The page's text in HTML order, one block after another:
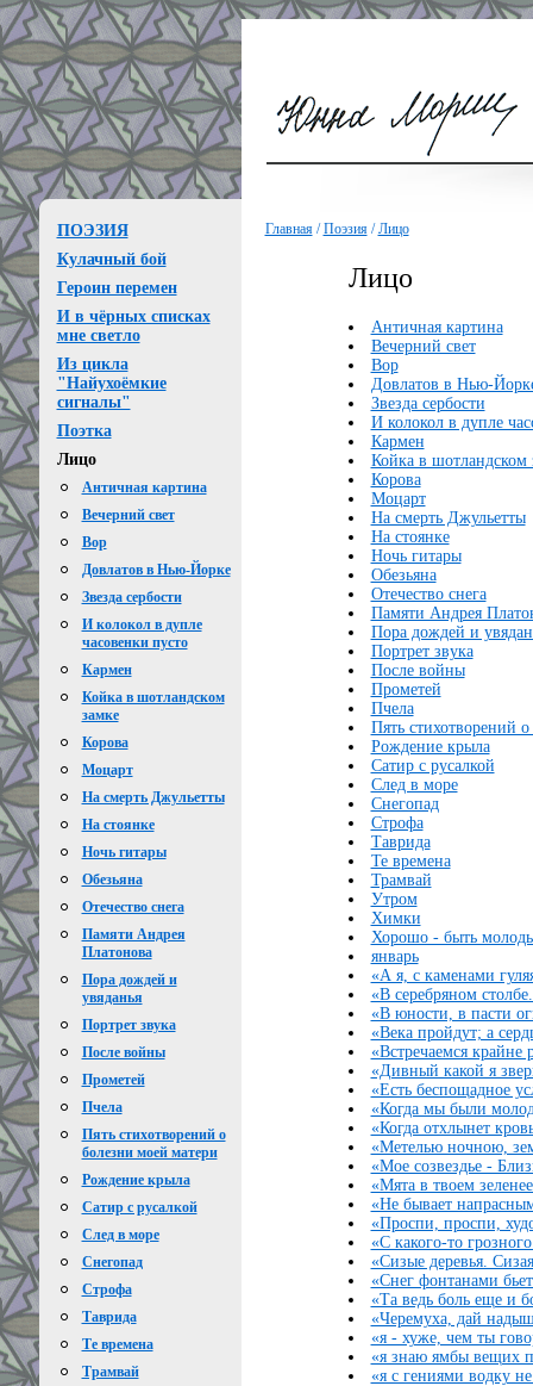
ПОЭЗИЯ
Кулачный бой
Героин перемен
И в чёрных списках
мне светло
Из цикла
"Найухоёмкие
сигналы"
Поэтка
Лицо
Античная картина
Вечерний свет
Вор
Довлатов в Нью-Йорке
Звезда сербости
И колокол в дупле
часовенки пусто
Кармен
Койка в шотландском
замке
Корова
Моцарт
На смерть Джульетты
На стоянке
Ночь гитары
Обезьяна
Отечество снега
Памяти Андрея
Платонова
Пора дождей и
увяданья
Портрет звука
После войны
Прометей
Пчела
Пять стихотворений о
болезни моей матери
Рождение крыла
Сатир с русалкой
След в море
Снегопад
Строфа
Таврида
Те времена
Трамвай
Главная/Поэзия/Лицо
Лицо
Античная картина
Вечерний свет
Вор
Довлатов в Нью-
Звезда сербости
И колокол в дупле
Кармен
Койка в шотландском
Корова
Моцарт
На смерть Джульетты
На стоянке
Ночь гитары
Обезьяна
Отечество снега
Памяти Андрея
Пора дождей и
Портрет звука
После войны
Прометей
Пчела
Пять стихотворений
Рождение крыла
Сатир с русалкой
След в море
Снегопад
Строфа
Таврида
Те времена
Трамвай
Утром
Химки
Хорошо - быть
январь
«А я, с каменами
«В серебряном
«В юности, в пасти
«Века пройдут; а
«Встречаемся
«Дивный какой я
«Есть беспощадное
«Когда мы были
«Когда отхлынет
«Метелью ночною,
«Мое созвездье -
«Мята в твоем
«Не бывает
«Проспи, проспи,
«С какого-то
«Сизые деревья.
«Снег фонтанами
«Та ведь боль еще и
«Черемуха, дай
«я - хуже, чем ты
«я знаю ямбы вещих
«я с гениями водку